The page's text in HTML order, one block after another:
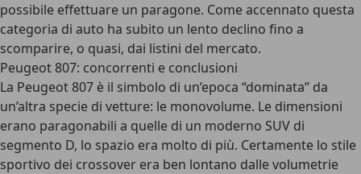
possibile effettuare un paragone. Come accennato questa
categoria di auto ha subito un lento declino fino a
scomparire, o quasi, dai listini del mercato.
Peugeot 807: concorrenti e conclusioni
La Peugeot 807 è il simbolo di un’epoca “dominata” da
un’altra specie di vetture: le monovolume. Le dimensioni
erano paragonabili a quelle di un moderno SUV di
segmento D, lo spazio era molto di più. Certamente lo stile
sportivo dei crossover era ben lontano dalle volumetrie